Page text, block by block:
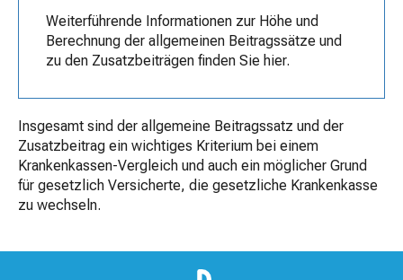
Weiterführende Informationen zur Höhe und
Berechnung der allgemeinen Beitragssätze und
zu den Zusatzbeiträgen finden Sie hier.
Insgesamt sind der allgemeine Beitragssatz und der
Zusatzbeitrag ein wichtiges Kriterium bei einem
Krankenkassen-Vergleich und auch ein möglicher Grund
für gesetzlich Versicherte, die gesetzliche Krankenkasse
zu wechseln.